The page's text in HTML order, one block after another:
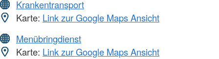
Krankentransport
Karte: Link zur Google Maps Ansicht
Menübringdienst
Karte: Link zur Google Maps Ansicht